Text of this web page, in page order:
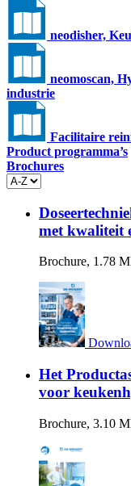
neodisher,
neomoscan,
industrie
Facilitaire
Product programma’s
Brochures
met kwaliteit
Brochure, 1.78
Het
voor
Brochure, 3.10